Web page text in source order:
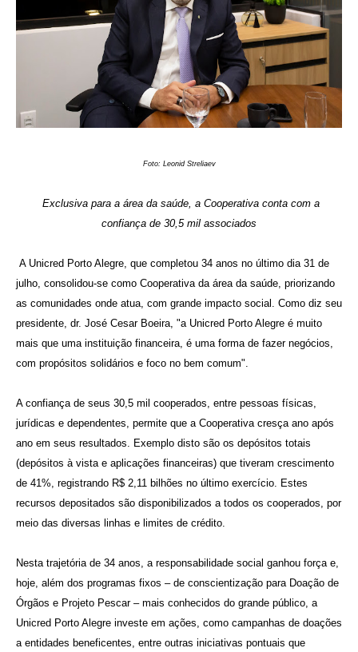
Foto: Leonid Streliaev
Exclusiva para a área da saúde, a Cooperativa conta com a
confiança de 30,5 mil associados
A Unicred Porto Alegre, que completou 34 anos no último dia 31 de
julho, consolidou-se como Cooperativa da área da saúde, priorizando
as comunidades onde atua, com grande impacto social. Como diz seu
presidente, dr. José Cesar Boeira, "a Unicred Porto Alegre é muito
mais que uma instituição financeira, é uma forma de fazer negócios,
com propósitos solidários e foco no bem comum".
A confiança de seus 30,5 mil cooperados, entre pessoas físicas,
jurídicas e dependentes, permite que a Cooperativa cresça ano após
ano em seus resultados. Exemplo disto são os depósitos totais
(depósitos à vista e aplicações financeiras) que tiveram crescimento
de 41%, registrando R$ 2,11 bilhões no último exercício. Estes
recursos depositados são disponibilizados a todos os cooperados, por
meio das diversas linhas e limites de crédito.
Nesta trajetória de 34 anos, a responsabilidade social ganhou força e,
hoje, além dos programas fixos – de conscientização para Doação de
Órgãos e Projeto Pescar – mais conhecidos do grande público, a
Unicred Porto Alegre investe em ações, como campanhas de doações
a entidades beneficentes, entre outras iniciativas pontuais que